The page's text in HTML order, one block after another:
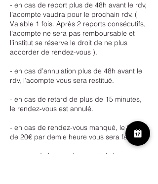
- en cas de report plus de 48h avant le rdv,
l’acompte vaudra pour le prochain rdv. (
Valable 1 fois. Après 2 reports consécutifs,
l’acompte ne sera pas remboursable et
l’institut se réserve le droit de ne plus
accorder de rendez-vous ).
- en cas d’annulation plus de 48h avant le
rdv, l’acompte vous sera restitué.
- en cas de retard de plus de 15 minutes,
le rendez-vous est annulé.
- en cas de rendez-vous manqué, le forfait
de 20€ par demie heure vous sera facturé.
- en cas de bon cadeau expiré de